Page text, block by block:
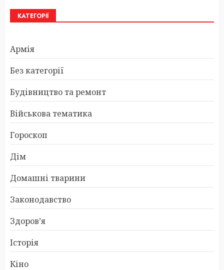
КАТЕГОРІЇ
Армія
Без категорії
Будівництво та ремонт
Військова тематика
Гороскоп
Дім
Домашні тварини
Законодавство
Здоров’я
Історія
Кіно